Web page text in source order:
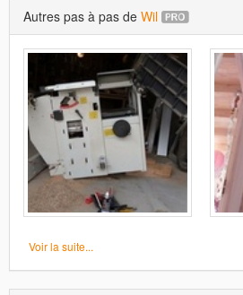
Autres pas à pas de Wil
Voir la suite...